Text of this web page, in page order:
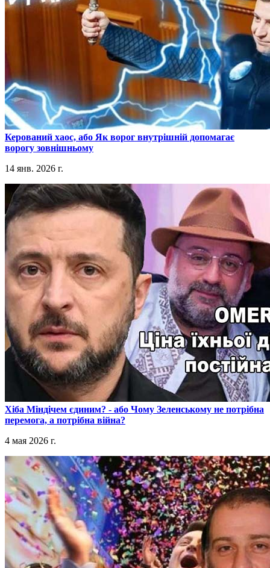
​Керований хаос, або Як ворог внутрішній допомагає
ворогу зовнішньому
14 янв. 2026 г.
​Хіба Міндічем єдиним? - або Чому Зеленському не потрібна
перемога, а потрібна війна?
4 мая 2026 г.